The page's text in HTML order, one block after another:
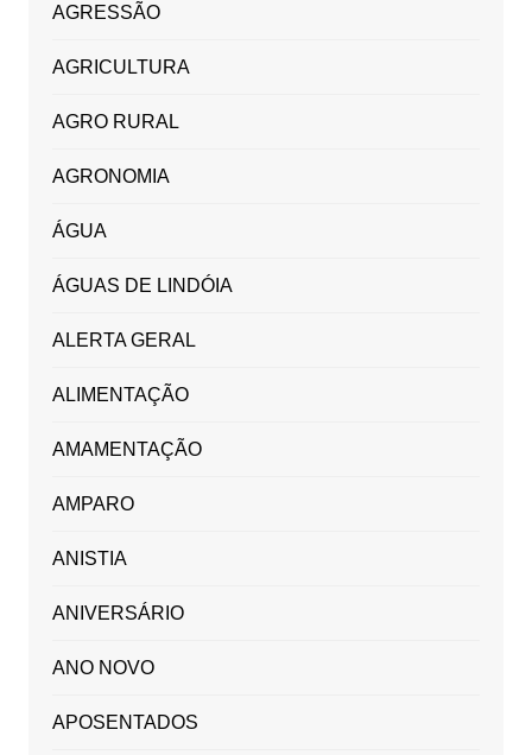
AGRESSÃO
AGRICULTURA
AGRO RURAL
AGRONOMIA
ÁGUA
ÁGUAS DE LINDÓIA
ALERTA GERAL
ALIMENTAÇÃO
AMAMENTAÇÃO
AMPARO
ANISTIA
ANIVERSÁRIO
ANO NOVO
APOSENTADOS